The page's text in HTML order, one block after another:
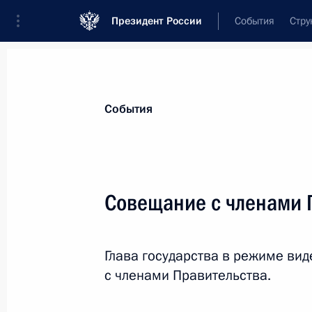
Президент России События
Подписан закон,
ставку налога на прибыль для
События
Совещание с членами
Глава государства в режиме
с членами Правительства.